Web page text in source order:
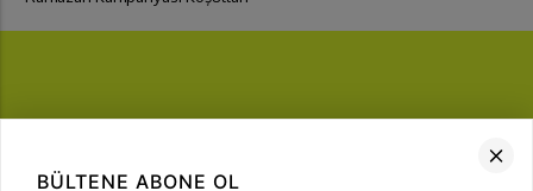
FIRSATLARI YAKALA
BÜLTENE ABONE OL